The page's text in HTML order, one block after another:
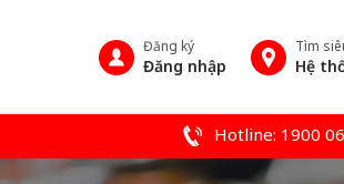
Đăng ký
Đăng nhập
Tìm
Hệ
Hotline: 1900